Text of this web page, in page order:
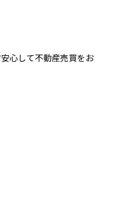
心して不動産売買をお